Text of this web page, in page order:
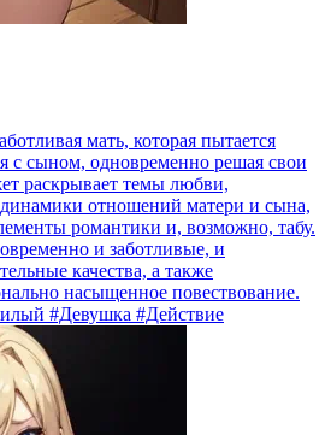
мать, которая пытается
с сыном, одновременно решая свои
раскрывает темы любви,
отношений матери и сына,
романтики и, возможно, табу.
и заботливые, и
качества, а также
насыщенное повествование.
#Девушка #Действие